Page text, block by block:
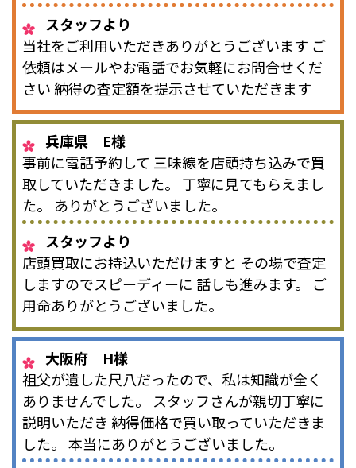
スタッフより
当社をご利用いただきありがとうございます ご
依頼はメールやお電話でお気軽にお問合せくだ
さい 納得の査定額を提示させていただきます
兵庫県 E様
事前に電話予約して 三味線を店頭持ち込みで買
取していただきました。 丁寧に見てもらえまし
た。 ありがとうございました。
スタッフより
店頭買取にお持込いただけますと その場で査定
しますのでスピーディーに 話しも進みます。 ご
用命ありがとうございました。
大阪府 H様
祖父が遺した尺八だったので、私は知識が全く
ありませんでした。 スタッフさんが親切丁寧に
説明いただき 納得価格で買い取っていただきま
した。 本当にありがとうございました。